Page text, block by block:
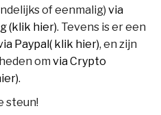
of eenmalig) via
(klik hier). Tevens is er een
Paypal( klik hier), en zijn
om via Crypto
.
steun!